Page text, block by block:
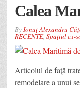
Calea
ByIonuţ Alexandru
RECENTE, Spațiul ex-
Articolul de faţă
remodelare a unui